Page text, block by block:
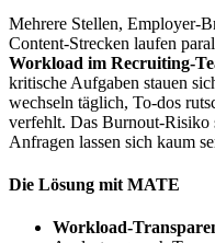
Mehrere Stellen, Employer-
Content-Strecken laufen
Workload im Recruiting-
kritische Aufgaben stauen
wechseln täglich, To‑dos
verfehlt. Das Burnout‑Risiko
Anfragen lassen sich kaum
Die Lösung mit MATE